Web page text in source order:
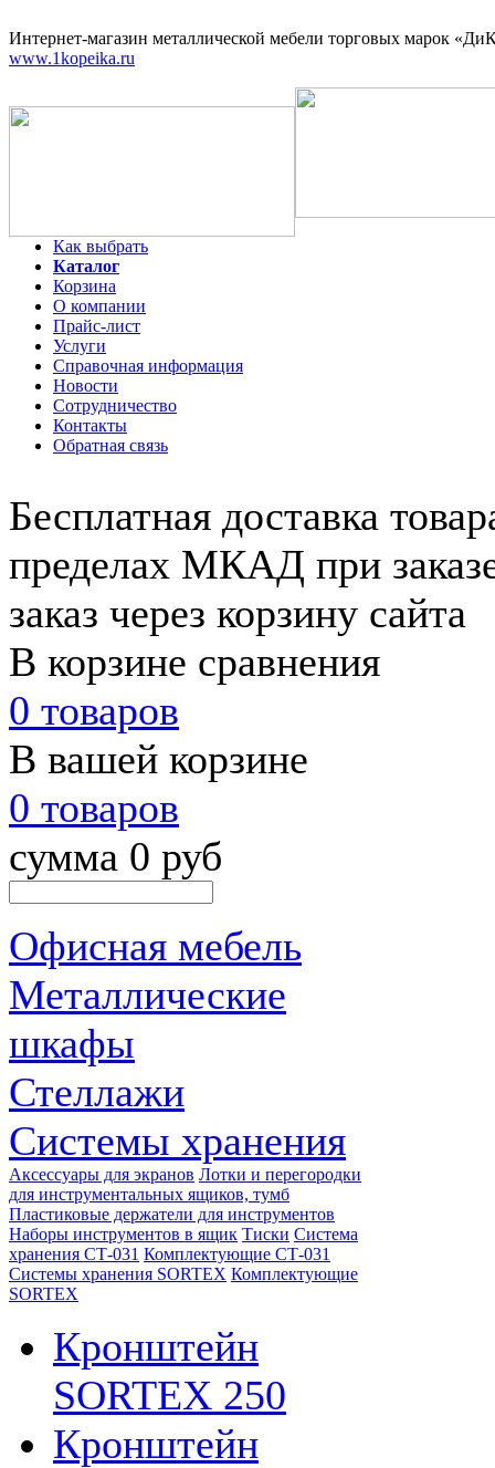
Интернет-магазин металлической мебели торговых марок
www.1kopeika.ru
Как выбрать
Каталог
Корзина
О компании
Прайс-лист
Услуги
Справочная информация
Новости
Сотрудничество
Контакты
Обратная связь
Бесплатная доставка
пределах МКАД при
заказ через корзину сайта
В корзине сравнения
0 товаров
В вашей корзине
0 товаров
сумма 0 руб
Офисная мебель
Металлические
шкафы
Стеллажи
Системы хранения
Аксессуары для экранов Лотки и перегородки
для инструментальных ящиков, тумб
Пластиковые держатели для инструментов
Наборы инструментов в ящик Тиски Система
хранения СТ-031 Комплектующие СТ-031
Системы хранения SORTEX Комплектующие
SORTEX
Кронштейн
SORTEX 250
Кронштейн